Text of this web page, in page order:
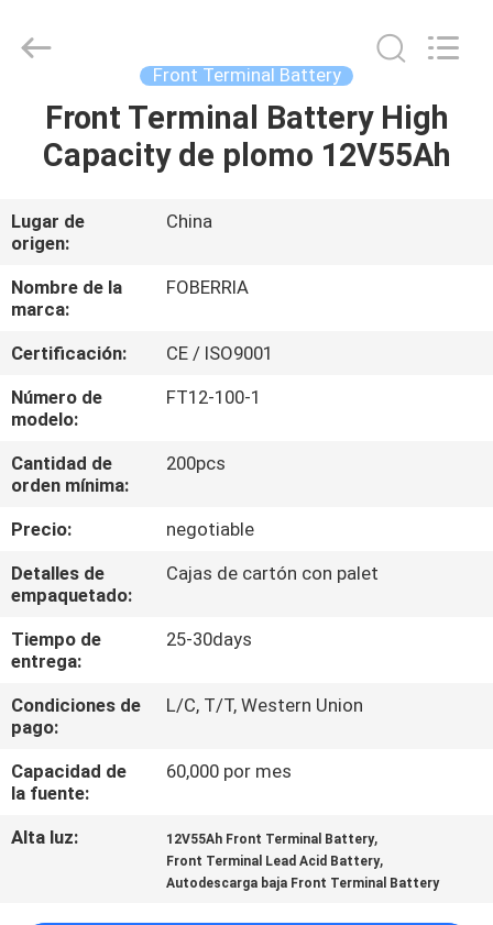
HOGAR
VÍDEOS
SOBRE
NOSOTROS
VIAJE
DE
FÁBRICA
CONTROL
DE
CALIDAD
ÉNTRENOS
EN
CONTACTO
battery.com.
Reserved.
Front Terminal Battery
Front Terminal Battery High
Capacity de plomo 12V55Ah
Lugar de
origen:
China
Nombre de la
marca:
FOBERRIA
Certificación:
CE / ISO9001
Número de
modelo:
FT12-100-1
Cantidad de
orden mínima:
200pcs
Precio:
negotiable
Detalles de
empaquetado:
Cajas de cartón con palet
Tiempo de
entrega:
25-30days
Condiciones de
pago:
L/C, T/T, Western Union
Capacidad de
la fuente:
60,000 por mes
Alta luz: 12V55Ah Front Terminal Battery,
Front Terminal Lead Acid Battery,
Autodescarga baja Front Terminal Battery